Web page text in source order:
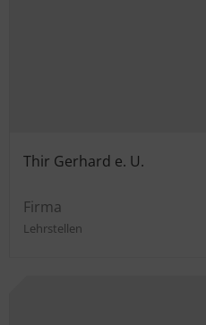
Thir Gerhard e. U.
Firma
Lehrstellen